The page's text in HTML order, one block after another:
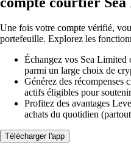
Une fois votre compte vérifié,
portefeuille. Explorez les
Échangez vos Sea Limited
parmi un large choix de
Générez des récompenses
actifs éligibles pour
Profitez des avantages
achats du quotidien
Télécharger l'app